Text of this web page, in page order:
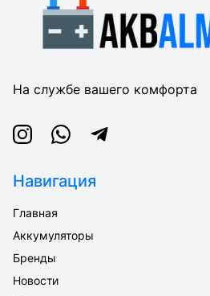
На службе вашего комфорта
InstagramWhatsappTelegram
Навигация
Главная
Аккумуляторы
Бренды
Новости